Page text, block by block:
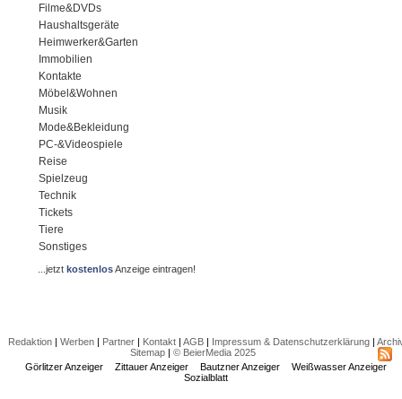
Filme&DVDs
Haushaltsgeräte
Heimwerker&Garten
Immobilien
Kontakte
Möbel&Wohnen
Musik
Mode&Bekleidung
PC-&Videospiele
Reise
Spielzeug
Technik
Tickets
Tiere
Sonstiges
...jetztkostenlosAnzeige eintragen!
Redaktion| Werben| Partner| Kontakt| AGB| Impressum & Datenschutzerklärung|
Sitemap| © BeierMedia 2025
Görlitzer Anzeiger
Zittauer Anzeiger Bautzner Anzeiger
Weißwasser Anzeiger
Sozialblatt